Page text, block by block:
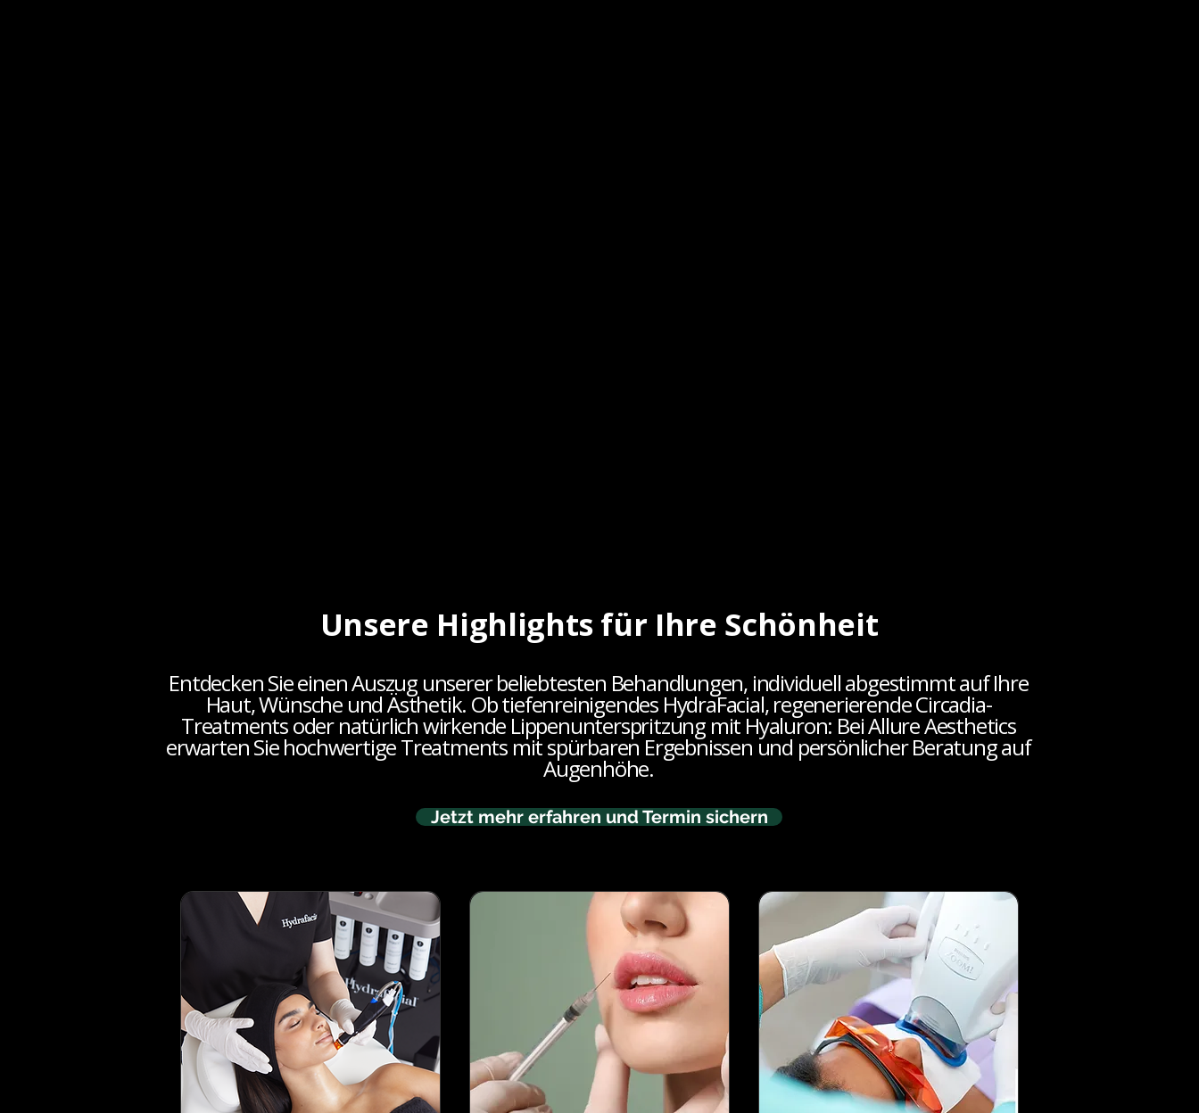
Unsere Highlights für Ihre Schönheit
Entdecken Sie einen Auszug unserer beliebtesten Behandlungen, individuell abgestimmt auf Ihre
Haut, Wünsche und Ästhetik. Ob tiefenreinigendes HydraFacial, regenerierende Circadia-
Treatments oder natürlich wirkende Lippenunterspritzung mit Hyaluron: Bei Allure Aesthetics
erwarten Sie hochwertige Treatments mit spürbaren Ergebnissen und persönlicher Beratung auf
Augenhöhe.
Jetzt mehr erfahren und Termin sichern